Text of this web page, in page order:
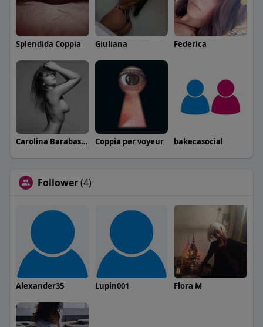
Splendida Coppia Giuliana Federica
Carolina Barabaschi Coppia per voyeur bakecasocial
Follower(4)
Alexander35 Lupin001 Flora M